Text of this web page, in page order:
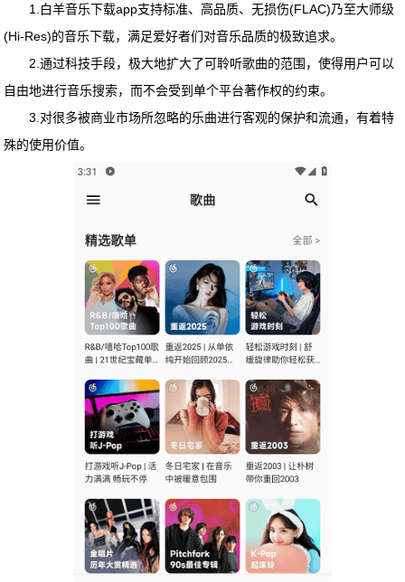
1. 白羊音乐下载app支持标准、高品质、无损伤(FLAC)乃至大师级
(Hi-Res)的音乐下载，满足爱好者们对音乐品质的极致追求。
2.通过科技手段，极大地扩大了可聆听歌曲的范围，使得用户可以
自由地进行音乐搜索，而不会受到单个平台著作权的约束。
3.对很多被商业市场所忽略的乐曲进行客观的保护和流通，有着特
殊的使用价值。